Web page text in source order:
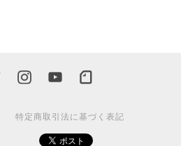
特定商取引法に基づく表記